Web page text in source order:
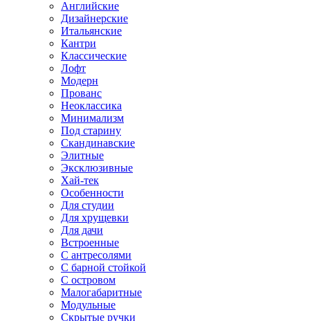
Английские
Дизайнерские
Итальянские
Кантри
Классические
Лофт
Модерн
Прованс
Неоклассика
Минимализм
Под старину
Скандинавские
Элитные
Эксклюзивные
Хай-тек
Особенности
Для студии
Для хрущевки
Для дачи
Встроенные
С антресолями
С барной стойкой
С островом
Малогабаритные
Модульные
Скрытые ручки